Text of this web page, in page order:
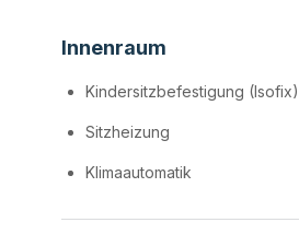
Innenraum
Kindersitzbefestigung (Isofix)
Sitzheizung
Klimaautomatik